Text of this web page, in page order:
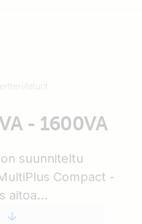
laturit
- 1600VA
suunniteltu
Compact -
aitoa
tuottava